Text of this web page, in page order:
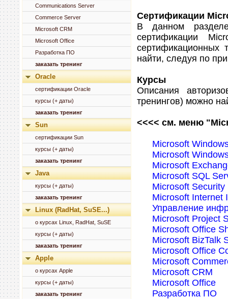
Communications Server
Commerce Server
Microsoft CRM
Microsoft Office
Разработка ПО
заказать тренинг
Oracle
сертификации Oracle
курсы (+ даты)
заказать тренинг
Sun
сертификации Sun
курсы (+ даты)
заказать тренинг
Java
курсы (+ даты)
заказать тренинг
Linux (RadHat, SuSE...)
о курсах Linux, RadHat, SuSE
курсы (+ даты)
заказать тренинг
Apple
о курсах Apple
курсы (+ даты)
заказать тренинг
Сертификации
В данном
сертификации
найти, следуя по
Курсы
Описания
тренингов) можно
<<<< см. меню
Microsoft
Microsoft
Microsoft
Microsoft SQL
Microsoft Security
Microsoft Internet
Управление
Microsoft Project
Microsoft Office
Microsoft BizTalk
Microsoft Office
Microsoft
Microsoft CRM
Microsoft Office
Разработка ПО